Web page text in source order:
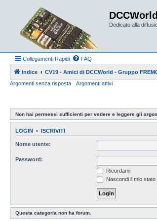
Dedicato alla
Collegamenti Rapidi FAQ
Indice CV19 - Amici di DCCWorld - Gruppo
Argomenti senza risposta
Argomenti attivi
Non hai permessi sufficienti per vedere e leggere gli
LOGIN • ISCRIVITI
Nome utente:
Password:
Ricordami
Nascondi il mio
Questa categoria non ha forum.